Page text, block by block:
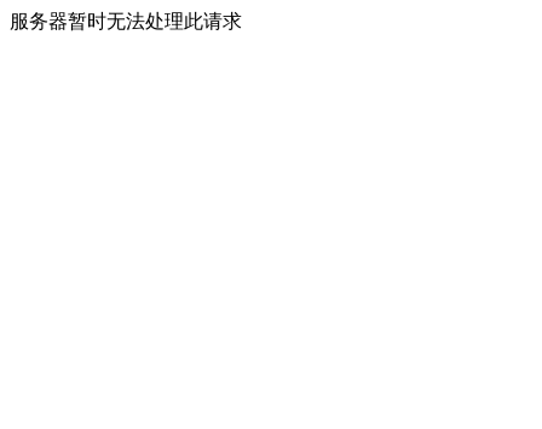
服务器暂时无法处理此请求